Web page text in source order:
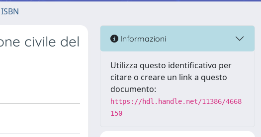
civile del
Informazioni
Utilizza questo identificativo per
citare o creare un link a questo
documento:
https://hdl.handle.net/11386/4668
150